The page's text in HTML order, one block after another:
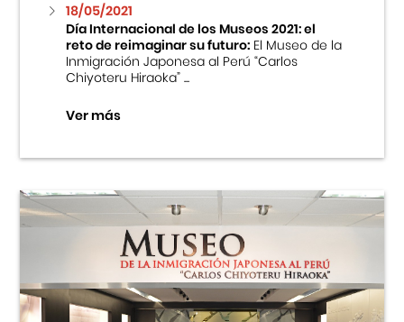
Fondo Editorial
Teatro Peruano Japonés
18/05/2021
Día Internacional de los Museos 2021: el
reto de reimaginar su futuro:El Museo de la
Inmigración Japonesa al Perú “Carlos
Chiyoteru Hiraoka” ...
Ver más